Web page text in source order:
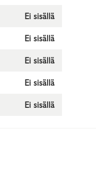
Ei sisällä
Ei sisällä
Ei sisällä
Ei sisällä
Ei sisällä